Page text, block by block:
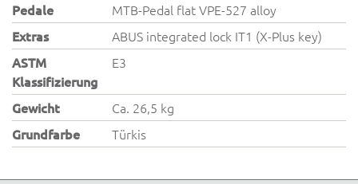
Pedale
MTB-Pedal flat VPE-527 alloy
Extras
ABUS integrated lock IT1 (X-Plus key)
ASTM
Klassifizierung
E3
Gewicht
Ca. 26,5 kg
Grundfarbe
Türkis